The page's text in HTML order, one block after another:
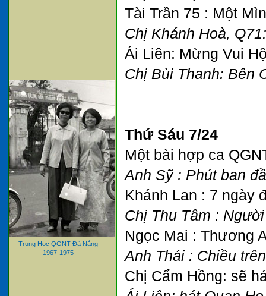
Trung Học QGNT Đà Nẵng
1967-1975
Tài Trần 75 : Một
Chị Khánh Hoà,
Ái Liên: Mừng Vui
Chị Bùi Thanh: Bên
Thứ Sáu 7/24
Một bài hợp ca
Anh Sỹ : Phút ban
Khánh Lan : 7 ngày
Chị Thu Tâm :
Ngọc Mai : Thương
Anh Thái : Chiều
Chị Cẩm Hồng: sẽ